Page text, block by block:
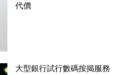
代價
大型銀行試行數碼按揭服務